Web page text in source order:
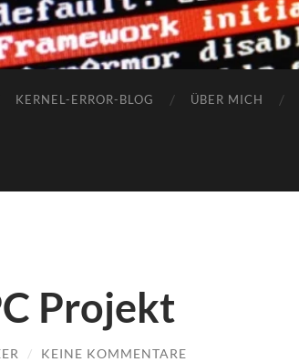
KERNEL-ERROR-BLOG ÜBER MICH
Projekt
/ KEINE KOMMENTARE